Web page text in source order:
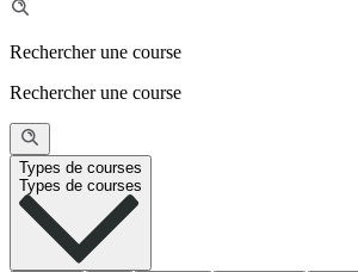
Rechercher une course
Rechercher une course
Types de courses
Types de courses